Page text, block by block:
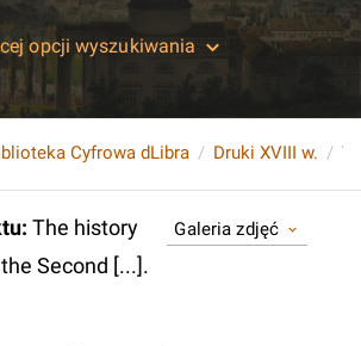
opcji wyszukiwania
Cyfrowa dLibra Druki XVIII w.
: The history
Second [...].
Galeria zdjęć